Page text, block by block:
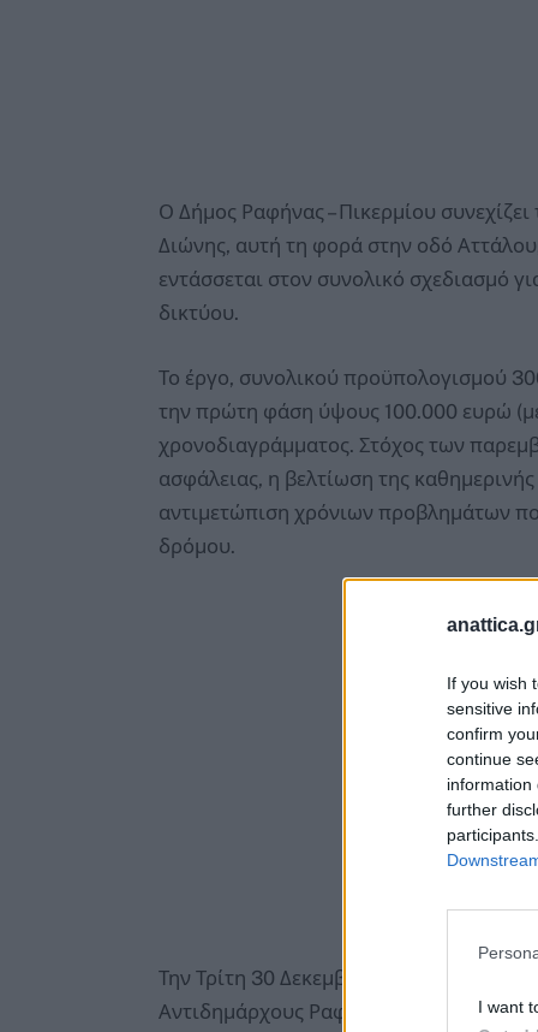
If you wish
sensitive
confirm
continue
information
further
I want
Ο Δήμος Ραφήνας – Πικερμίου
Διώνης, αυτή τη φορά στην οδό
εντάσσεται στον συνολικό σχεδιασμό
δικτύου.
Το έργο, συνολικού προϋπολογισμού
την πρώτη φάση ύψους 100.000 ευρώ
χρονοδιαγράμματος. Στόχος των
ασφάλειας, η βελτίωση της
αντιμετώπιση χρόνιων προβλημάτων
δρόμου.
Την Τρίτη 30 Δεκεμβρίου 2025
Αντιδημάρχους Ραφήνας – Πικερμίου,